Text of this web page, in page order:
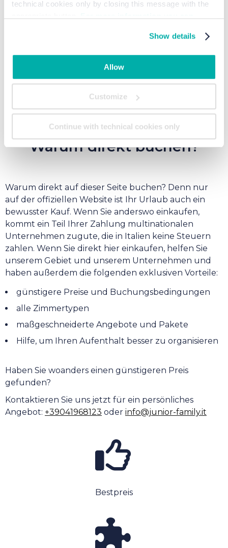
technical cookies only by closing this message with the
Show details
Allow
Customize
Continue with technical cookies only
Warum direkt buchen?
Warum direkt auf dieser Seite buchen? Denn nur
auf der offiziellen Website ist Ihr Urlaub auch ein
bewusster Kauf. Wenn Sie anderswo einkaufen,
kommt ein Teil Ihrer Zahlung multinationalen
Unternehmen zugute, die in Italien keine Steuern
zahlen. Wenn Sie direkt hier einkaufen, helfen Sie
unserem Gebiet und unserem Unternehmen und
haben außerdem die folgenden exklusiven Vorteile:
günstigere Preise und Buchungsbedingungen
alle Zimmertypen
maßgeschneiderte Angebote und Pakete
Hilfe, um Ihren Aufenthalt besser zu organisieren
Haben Sie woanders einen günstigeren Preis
gefunden?
Kontaktieren Sie uns jetzt für ein persönliches
Angebot: +39041968123 oder info@junior-family.it
Bestpreis